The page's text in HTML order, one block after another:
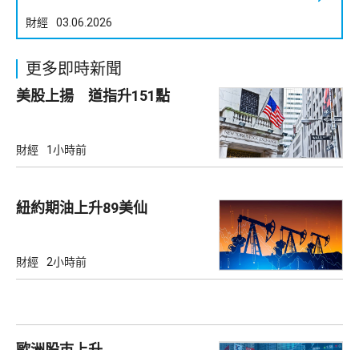
財經 03.06.2026
更多即時新聞
美股上揚 道指升151點
財經 1小時前
紐約期油上升89美仙
財經 2小時前